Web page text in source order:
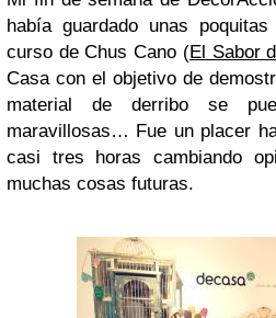
había guardado unas
curso de Chus Cano (El Sabor
Casa con el objetivo de
material de derribo se
maravillosas… Fue un placer
casi tres horas cambiando
muchas cosas futuras.